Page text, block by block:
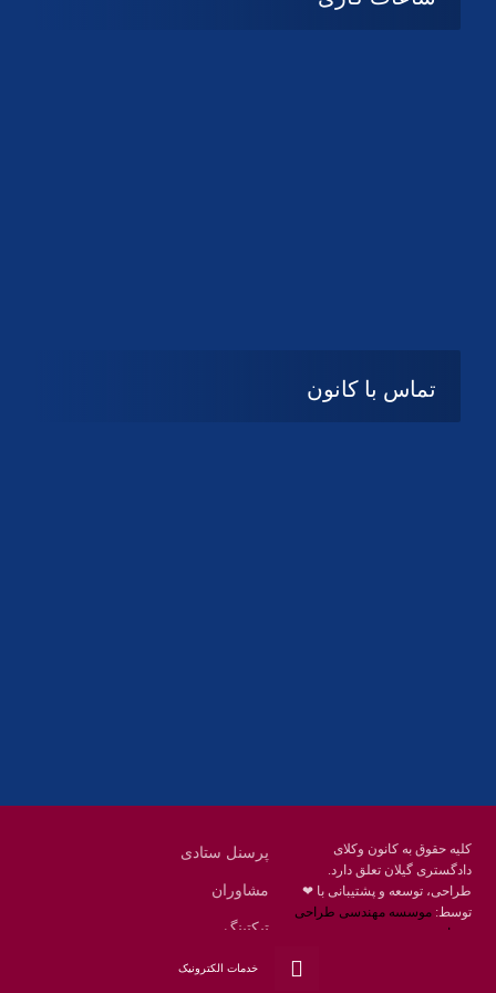
تماس با کانون
کلیه حقوق به کانون وکلای
دادگستری گیلان تعلق دارد.
طراحی، توسعه و پشتیبانی با ❤
توسط:موسسه مهندسی طراحی
محنا
پرسنل ستادی
مشاوران
تیکتینگ
پست الکترونیک وکلا
خدمات الکترونیک